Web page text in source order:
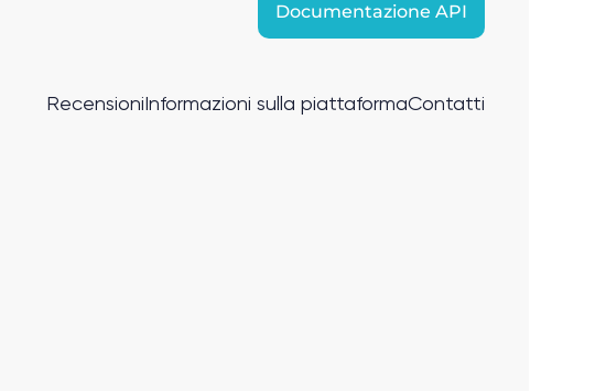
Documentazione API
Recensioni Informazioni sulla piattaformaContatti